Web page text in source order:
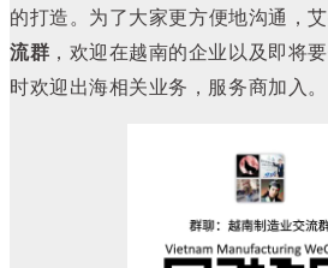
的打造。 为了大家更方便地沟通，
流群 ，欢迎在越南的企业以及即将
时欢迎出海相关业务，服务商加入。